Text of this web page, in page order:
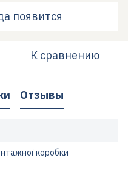
появится
К сравнению
Отзывы
коробки